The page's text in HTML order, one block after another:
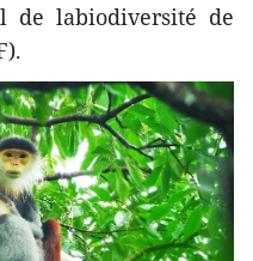
de labiodiversité de